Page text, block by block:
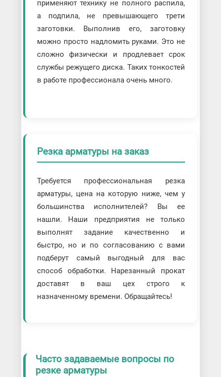
применяют технику не полного распила,
а подпила, не превышающего трети
заготовки. Выполнив его, заготовку
можно просто надломить руками. Это не
сложно физически и продлевает срок
службы режущего диска. Таких тонкостей
в работе профессионала очень много.
Резка арматуры на заказ
Требуется профессиональная резка
арматуры, цена на которую ниже, чем у
большинства исполнителей? Вы ее
нашли. Наши предприятия не только
выполнят задание качественно и
быстро, но и по согласованию с вами
подберут самый выгодный для вас
способ обработки. Нарезанный прокат
доставят в ваш цех строго к
назначенному времени. Обращайтесь!
Часто задаваемые вопросы по
резке арматуры